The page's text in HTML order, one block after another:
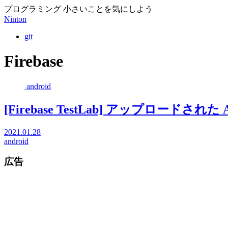
プログラミング 小さいことを気にしよう
Ninton
git
Firebase
android
[Firebase TestLab] アップロードされ
2021.01.28
android
広告